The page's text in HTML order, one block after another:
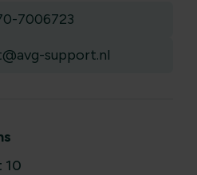
7006723
support.nl
10